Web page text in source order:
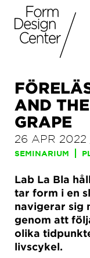
AND
GRAPE
26 APR 2022
SEMINARIUM
Lab La Bla
tar form i en
navigerar sig
genom att
olika
livscykel.